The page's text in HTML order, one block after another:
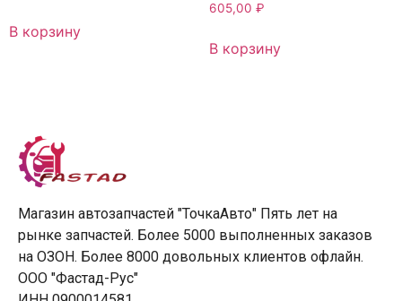
В корзину
605,00 ₽
В корзину
Магазин автозапчастей "ТочкаАвто" Пять лет на
рынке запчастей. Более 5000 выполненных заказов
на ОЗОН. Более 8000 довольных клиентов офлайн.
ООО "Фастад-Рус"